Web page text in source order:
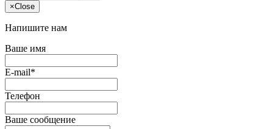
×Close
Напишите нам
Ваше имя
E-mail*
Телефон
Ваше сообщение